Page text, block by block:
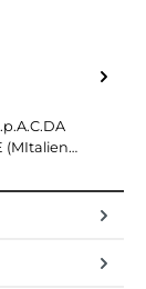
(MItalien…